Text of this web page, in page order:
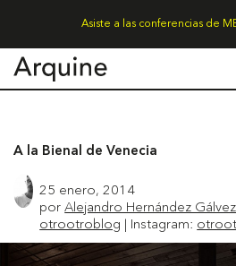
Asiste a las conferencias de
A la Bienal de Venecia
25 enero, 2014
porAlejandro Hernández Gálvez
otrootroblog | Instagram: